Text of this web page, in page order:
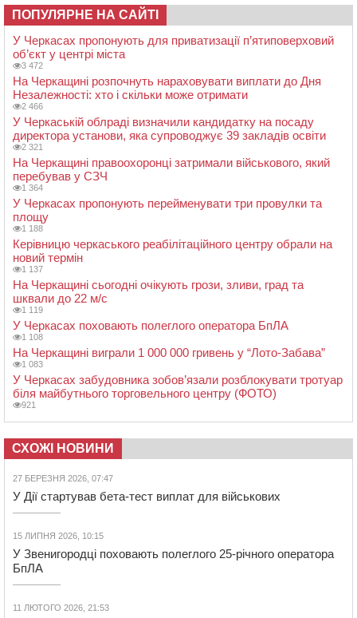
ПОПУЛЯРНЕ НА САЙТІ
У Черкасах пропонують для приватизації п’ятиповерховий
об’єкт у центрі міста
3 472
На Черкащині розпочнуть нараховувати виплати до Дня
Незалежності: хто і скільки може отримати
2 466
У Черкаській облраді визначили кандидатку на посаду
директора установи, яка супроводжує 39 закладів освіти
2 321
На Черкащині правоохоронці затримали військового, який
перебував у СЗЧ
1 364
У Черкасах пропонують перейменувати три провулки та
площу
1 188
Керівницю черкаського реабілітаційного центру обрали на
новий термін
1 137
На Черкащині сьогодні очікують грози, зливи, град та
шквали до 22 м/с
1 119
У Черкасах поховають полеглого оператора БпЛА
1 108
На Черкащині виграли 1 000 000 гривень у “Лото-Забава”
1 083
У Черкасах забудовника зобов’язали розблокувати тротуар
біля майбутнього торговельного центру (ФОТО)
921
СХОЖІ НОВИНИ
27 БЕРЕЗНЯ 2026, 07:47
У Дії стартував бета-тест виплат для військових
15 ЛИПНЯ 2026, 10:15
У Звенигородці поховають полеглого 25-річного оператора
БпЛА
11 ЛЮТОГО 2026, 21:53